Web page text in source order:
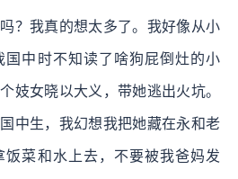
？我真的想太多了。我好像从小
国中时不知读了啥狗屁倒灶的小
妓女晓以大义，带她逃出火坑。
中生，我幻想我把她藏在永和老
饭菜和水上去，不要被我爸妈发